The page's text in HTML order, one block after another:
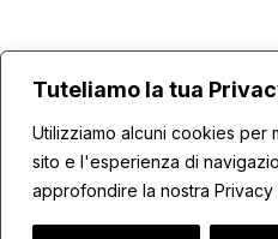
Tuteliamo la tua
Utilizziamo alcuni cookies per
sito e l'esperienza di
approfondire la nostra Privacy